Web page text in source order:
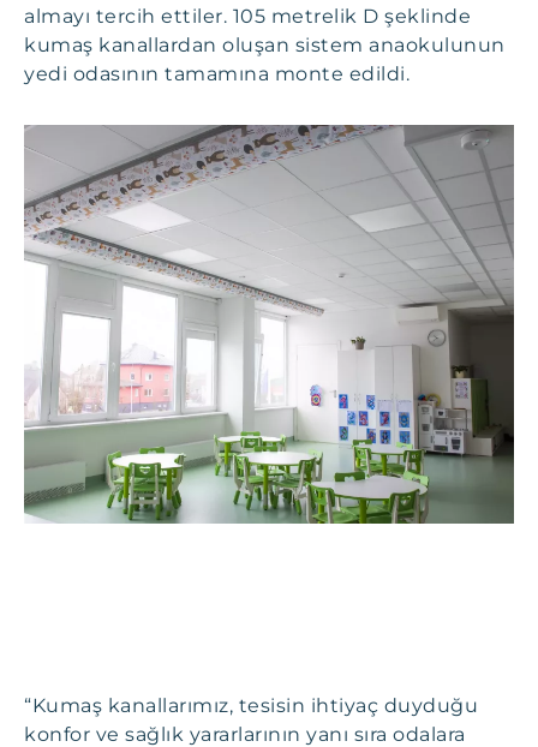
almayı tercih ettiler. 105 metrelik D şeklinde
kumaş kanallardan oluşan sistem anaokulunun
yedi odasının tamamına monte edildi.
“Kumaş kanallarımız, tesisin ihtiyaç duyduğu
konfor ve sağlık yararlarının yanı sıra odalara